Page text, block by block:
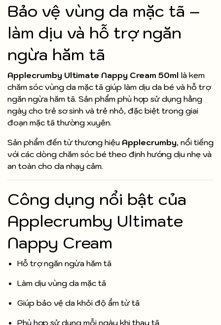
Bảo vệ vùng da mặc tã –
làm dịu và hỗ trợ ngăn
ngừa hăm tã
Applecrumby Ultimate Nappy Cream 50ml là kem
chăm sóc vùng da mặc tã giúp làm dịu da bé và hỗ trợ
ngăn ngừa hăm tã. Sản phẩm phù hợp sử dụng hằng
ngày cho trẻ sơ sinh và trẻ nhỏ, đặc biệt trong giai
đoạn mặc tã thường xuyên.
Sản phẩm đến từ thương hiệu Applecrumby, nổi tiếng
với các dòng chăm sóc bé theo định hướng dịu nhẹ và
an toàn cho da nhạy cảm.
Công dụng nổi bật của
Applecrumby Ultimate
Nappy Cream
Hỗ trợ ngăn ngừa hăm tã
Làm dịu vùng da mặc tã
Giúp bảo vệ da khỏi độ ẩm từ tã
Phù hợp sử dụng mỗi ngày khi thay tã